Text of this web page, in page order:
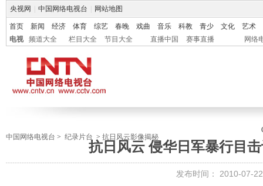
央视网 中国网络电视台 网站地图
首页 新闻 经济 体育 综艺 春晚 戏曲 音乐 科教 青少 文化
艺术
电视
频道大全 栏目大全 节目大全 直播中国 赛事直播 网络
中国网络电视台 > 纪录片台 > 抗日风云影像揭秘
抗日风云 侵华日军暴行目
发布时间： 2010-07-